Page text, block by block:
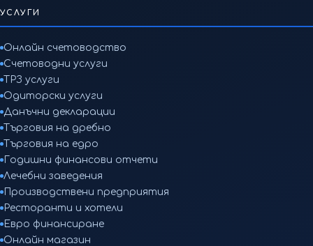
УСЛУГИ
Онлайн счетоводство
Счетоводни услуги
ТРЗ услуги
Одиторски услуги
Данъчни декларации
Търговия на дребно
Търговия на едро
Годишни финансови отчети
Лечебни заведения
Производствени предприятия
Ресторанти и хотели
Евро финансиране
Онлайн магазин